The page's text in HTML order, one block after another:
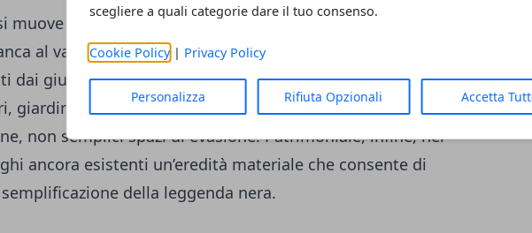
scegliere a quali categorie dare il tuo consenso.
Cookie Policy| Privacy Policy
Personalizza Rifiuta Opzionali Accetta
muove lungo tre direttrici precise. Storica, nel riportare
al vaglio rigoroso delle fonti e della storiografia,
dai giudizi morali stratificati. Metodologica, nel mostrare
giardini e teatri di corte fossero dispositivi di potere e
non semplici spazi di evasione. Patrimoniale, infine, nel
ancora esistenti un’eredità materiale che consente di
della leggenda nera.